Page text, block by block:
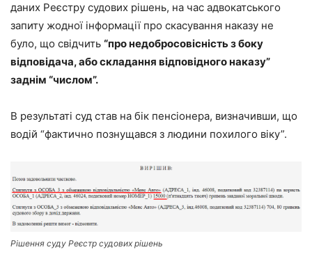
даних Реєстру судових рішень, на час адвокатського
запиту жодної інформації про скасування наказу не
було, що свідчить “про недобросовісність з боку
відповідача, або складання відповідного наказу”
заднім “числом”.
В результаті суд став на бік пенсіонера, визначивши, що
водій “фактично познущався з людини похилого віку”.
Рішення суду Реєстр судових рішень